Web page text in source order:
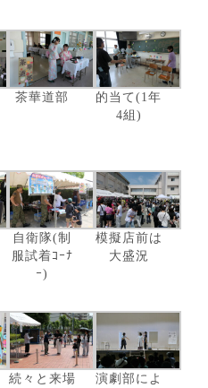
茶華道部
的当て(1年
4組)
自衛隊(制
服試着ｺｰﾅ
ｰ)
模擬店前は
大盛況
続々と来場
演劇部によ